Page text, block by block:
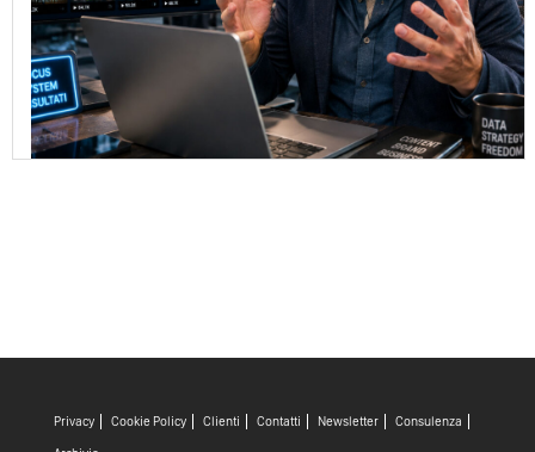
Privacy Cookie Policy Clienti Contatti Newsletter Consulenza